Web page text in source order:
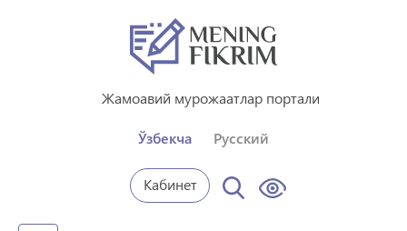
Жамоавий мурожаатлар портали
Ўзбекча Русский
Кабинет